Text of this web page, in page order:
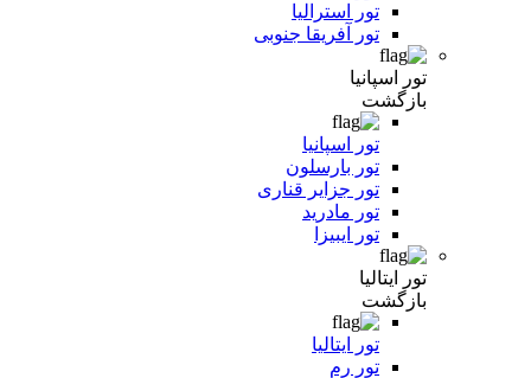
تور استرالیا
تور آفریقا جنوبی
تور اسپانیا
بازگشت
تور اسپانیا
تور بارسلون
تور جزایر قناری
تور مادرید
تور ایبیزا
تور ایتالیا
بازگشت
تور ایتالیا
تور رم